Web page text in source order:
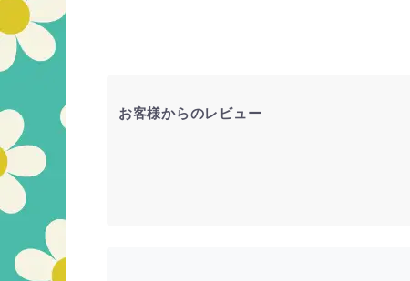
お客様からのレビュー